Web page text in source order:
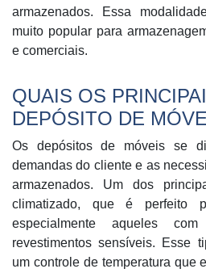
armazenados. Essa
muito popular para
e comerciais.
QUAIS OS
DEPÓSITO DE
Os depósitos de móveis se
demandas do cliente e as
armazenados. Um dos
climatizado, que é perfeito
especialmente aqueles
revestimentos sensíveis. Esse
um controle de temperatura que